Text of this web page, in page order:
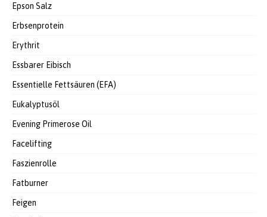
Epson Salz
Erbsenprotein
Erythrit
Essbarer Eibisch
Essentielle Fettsäuren (EFA)
Eukalyptusöl
Evening Primerose Oil
Facelifting
Faszienrolle
Fatburner
Feigen